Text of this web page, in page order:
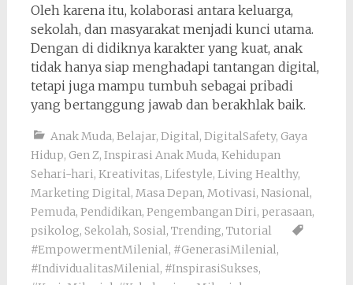
Oleh karena itu, kolaborasi antara keluarga,
sekolah, dan masyarakat menjadi kunci utama.
Dengan di didiknya karakter yang kuat, anak
tidak hanya siap menghadapi tantangan digital,
tetapi juga mampu tumbuh sebagai pribadi
yang bertanggung jawab dan berakhlak baik.
Anak Muda, Belajar, Digital, DigitalSafety, Gaya
Hidup, Gen Z, Inspirasi Anak Muda, Kehidupan
Sehari-hari, Kreativitas, Lifestyle, Living Healthy,
Marketing Digital, Masa Depan, Motivasi, Nasional,
Pemuda, Pendidikan, Pengembangan Diri, perasaan,
psikolog, Sekolah, Sosial, Trending, Tutorial
#EmpowermentMilenial, #GenerasiMilenial,
#IndividualitasMilenial, #InspirasiSukses,